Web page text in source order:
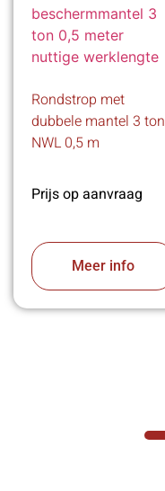
Rondstrop met
dubbele mantel 3 ton
NWL 0,5 m
Prijs op aanvraag
Meer info